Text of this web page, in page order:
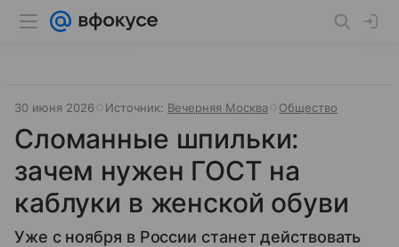
30 июня 2026 Источник: Вечерняя Москва Общество
Сломанные шпильки:
зачем нужен ГОСТ на
каблуки в женской обуви
Уже с ноября в России станет действовать